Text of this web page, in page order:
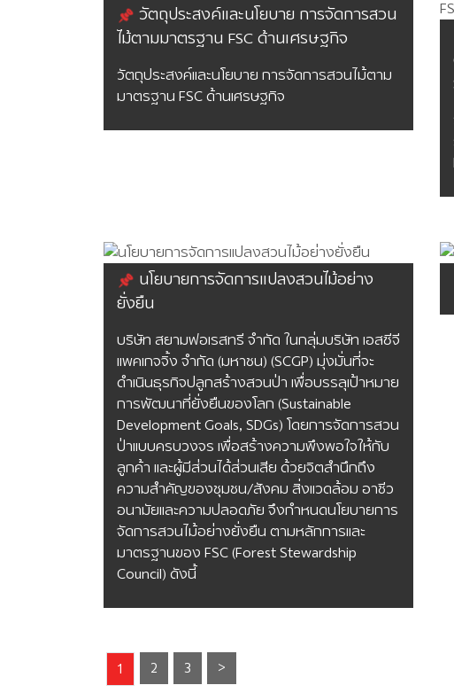
วัตถุประสงค์และนโยบาย การจัดการสวน
ไม้ตามมาตรฐาน FSC ด้านเศรษฐกิจ
วัตถุประสงค์และนโยบาย การจัดการสวนไม้ตาม
มาตรฐาน FSC ด้านเศรษฐกิจ
นโยบายการจัดการแปลงสวนไม้อย่าง
ยั่งยืน
บริษัท สยามฟอเรสทรี จำกัด ในกลุ่มบริษัท เอสซีจี
แพคเกจจิ้ง จำกัด (มหาชน) (SCGP) มุ่งมั่นที่จะ
ดำเนินธุรกิจปลูกสร้างสวนป่า เพื่อบรรลุเป้าหมาย
การพัฒนาที่ยั่งยืนของโลก (Sustainable
Development Goals, SDGs) โดยการจัดการสวน
ป่าแบบครบวงจร เพื่อสร้างความพึงพอใจให้กับ
ลูกค้า และผู้มีส่วนได้ส่วนเสีย ด้วยจิตสำนึกถึง
ความสำคัญของชุมชน/สังคม สิ่งแวดล้อม อาชีว
อนามัยและความปลอดภัย จึงกำหนดนโยบายการ
จัดการสวนไม้อย่างยั่งยืน ตามหลักการและ
มาตรฐานของ FSC (Forest Stewardship
Council) ดังนี้
1 2 3 >